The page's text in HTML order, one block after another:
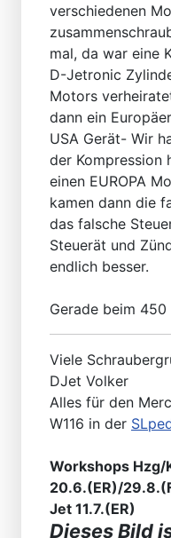
verschiedenen
mal, da war eine
D-Jetronic
Motors
dann ein
USA Gerät- Wir
der Kompression
einen EUROPA
kamen dann die
das falsche
Steuerät und
endlich besser.
Gerade beim
Viele
DJet Volker
Alles für den
W116 in der
Workshops Hzg/
20.6.(ER)/
Jet 11.7.(ER)
Dieses Bild